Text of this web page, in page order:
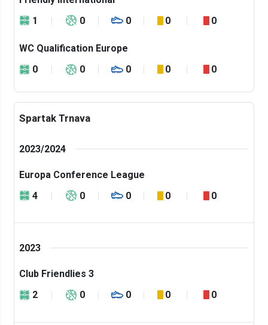
1
0 0 0 0
WC Qualification Europe
0
0 0 0 0
Spartak Trnava
2023/2024
Europa Conference League
4
0 0 0 0
2023
Club Friendlies 3
2
0 0 0 0